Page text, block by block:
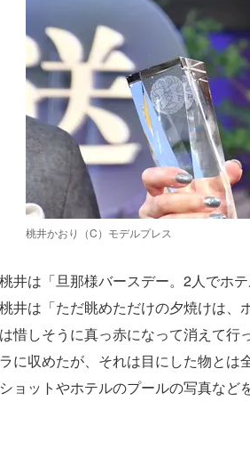
桃井かおり（C）モデルプレス
桃井は「旦那様バースデー。2人でホ
桃井は「ただ眺めただけの夕焼けは、
は惜しそうに真っ赤になって消えて行
ラに収めたが、それは目にした物と
ショットやホテルのプールの写真など